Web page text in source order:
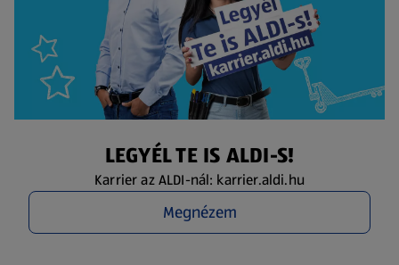
LEGYÉL TE IS ALDI-S!
Karrier az ALDI-nál: karrier.aldi.hu
Megnézem